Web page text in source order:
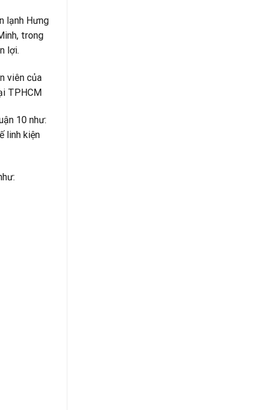
lạnh Hưng
trong
lợi.
viên của
TPHCM
10 như:
linh kiện